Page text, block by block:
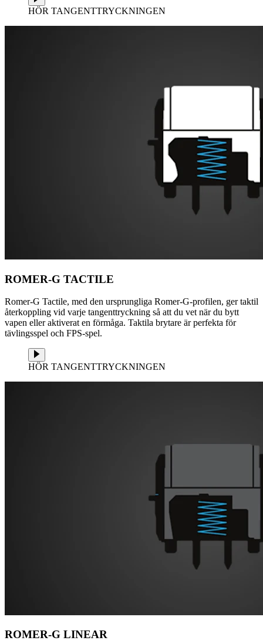
HÖR TANGENTTRYCKNINGEN
ROMER-G TACTILE
Romer-G Tactile, med den ursprungliga Romer-G-profilen, ger taktil
återkoppling vid varje tangenttryckning så att du vet när du bytt
vapen eller aktiverat en förmåga. Taktila brytare är perfekta för
tävlingsspel och FPS-spel.
HÖR TANGENTTRYCKNINGEN
ROMER-G LINEAR